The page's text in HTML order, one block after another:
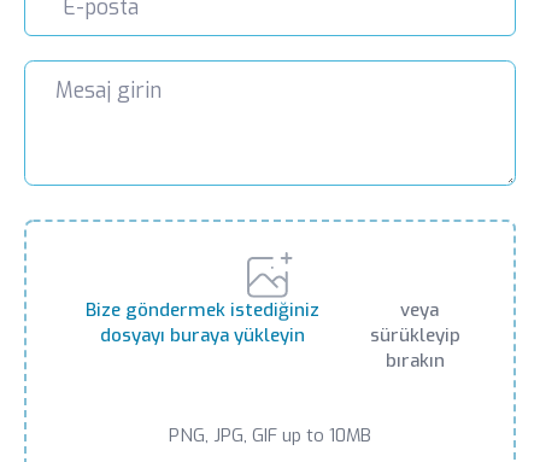
Bize göndermek istediğiniz
dosyayı buraya yükleyin
veya
sürükleyip
bırakın
PNG, JPG, GIF up to 10MB